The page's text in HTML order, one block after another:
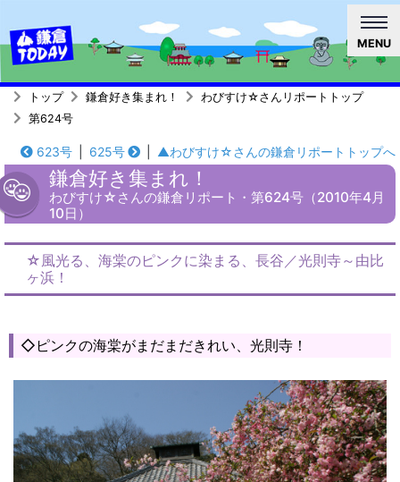
MENU
トップ 鎌倉好き集まれ！
わびすけ☆さんリポートトップ
第624号
623号 625号 ▲わびすけ☆さんの鎌倉リポートトップへ
鎌倉好き集まれ！
わびすけ☆さんの鎌倉リポート・第624号（2010年4月
10日）
☆風光る、海棠のピンクに染まる、長谷／光則寺～由比
ヶ浜！
◇ピンクの海棠がまだまだきれい、光則寺！